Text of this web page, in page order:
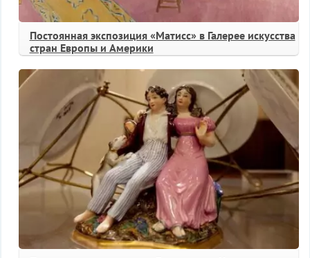
Постоянная экспозиция «Матисс» в Галерее искусства
стран Европы и Америки